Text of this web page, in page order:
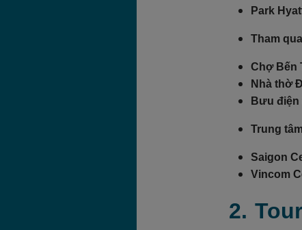
Park
Tham
Chợ Bến
Nhà thờ
Bưu điện
Trung
Saigon
Vincom
2.